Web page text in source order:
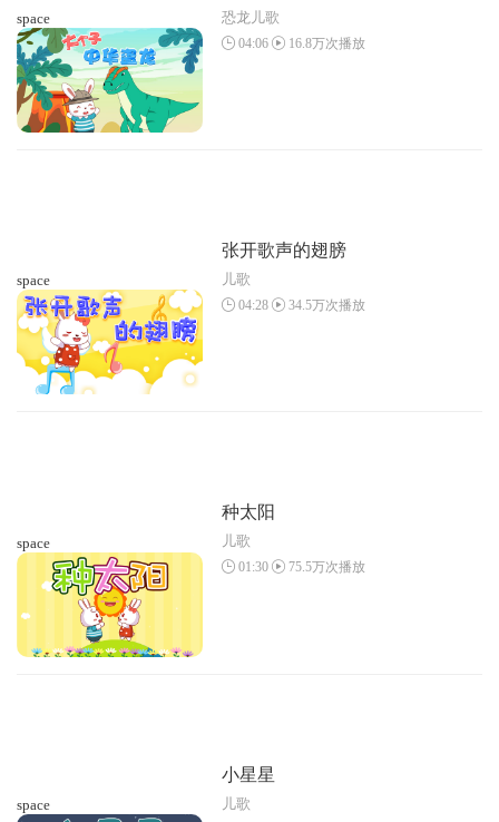
space 恐龙儿歌
04:06 16.8万次播放
space
张开歌声的翅膀
儿歌
04:28 34.5万次播放
space
种太阳
儿歌
01:30 75.5万次播放
space
小星星
儿歌